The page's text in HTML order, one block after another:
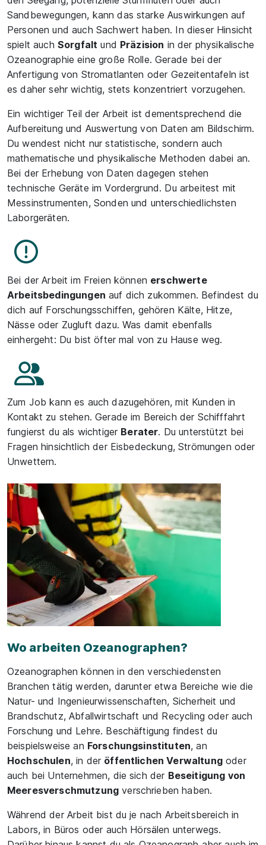
Sandbewegungen, kann das starke Auswirkungen auf
Personen und auch Sachwert haben. In dieser Hinsicht
spielt auch Sorgfalt und Präzision in der physikalische
Ozeanographie eine große Rolle. Gerade bei der
Anfertigung von Stromatlanten oder Gezeitentafeln ist
es daher sehr wichtig, stets konzentriert vorzugehen.
Ein wichtiger Teil der Arbeit ist dementsprechend die
Aufbereitung und Auswertung von Daten am Bildschirm.
Du wendest nicht nur statistische, sondern auch
mathematische und physikalische Methoden dabei an.
Bei der Erhebung von Daten dagegen stehen
technische Geräte im Vordergrund. Du arbeitest mit
Messinstrumenten, Sonden und unterschiedlichsten
Laborgeräten.
Bei der Arbeit im Freien können erschwerte
Arbeitsbedingungen auf dich zukommen. Befindest du
dich auf Forschungsschiffen, gehören Kälte, Hitze,
Nässe oder Zugluft dazu. Was damit ebenfalls
einhergeht: Du bist öfter mal von zu Hause weg.
Zum Job kann es auch dazugehören, mit Kunden in
Kontakt zu stehen. Gerade im Bereich der Schifffahrt
fungierst du als wichtiger Berater. Du unterstützt bei
Fragen hinsichtlich der Eisbedeckung, Strömungen oder
Unwettern.
Wo arbeiten Ozeanographen?
Ozeanographen können in den verschiedensten
Branchen tätig werden, darunter etwa Bereiche wie die
Natur- und Ingenieurwissenschaften, Sicherheit und
Brandschutz, Abfallwirtschaft und Recycling oder auch
Forschung und Lehre. Beschäftigung findest du
beispielsweise an Forschungsinstituten, an
Hochschulen, in der öffentlichen Verwaltungoder
auch bei Unternehmen, die sich der Beseitigung von
Meeresverschmutzung verschrieben haben.
Während der Arbeit bist du je nach Arbeitsbereich in
Labors, in Büros oder auch Hörsälen unterwegs.